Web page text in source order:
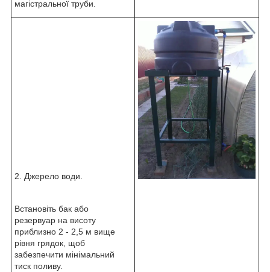
магістральної труби.
2. Джерело води.
Встановіть бак або
резервуар на висоту
приблизно 2 - 2,5 м вище
рівня грядок, щоб
забезпечити мінімальний
тиск поливу.